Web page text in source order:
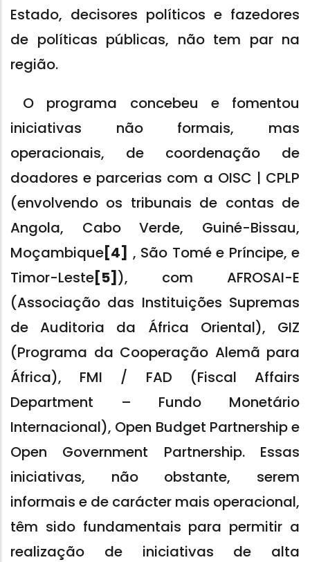
Estado, decisores políticos e fazedores
de políticas públicas, não tem par na
região.
O programa concebeu e fomentou
iniciativas não formais, mas
operacionais, de coordenação de
doadores e parcerias com a OISC | CPLP
(envolvendo os tribunais de contas de
Angola, Cabo Verde, Guiné-Bissau,
Moçambique[4] , São Tomé e Príncipe, e
Timor-Leste[5]), com AFROSAI-E
(Associação das Instituições Supremas
de Auditoria da África Oriental), GIZ
(Programa da Cooperação Alemã para
África), FMI / FAD (Fiscal Affairs
Department – Fundo Monetário
Internacional), Open Budget Partnership e
Open Government Partnership. Essas
iniciativas, não obstante, serem
informais e de carácter mais operacional,
têm sido fundamentais para permitir a
realização de iniciativas de alta